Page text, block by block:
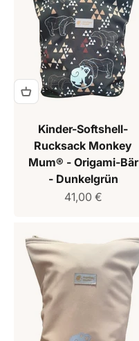
Kinder-Softshell-
Rucksack Monkey
Mum® - Origami-Bär
- Dunkelgrün
Verkaufspreis
41,00 €